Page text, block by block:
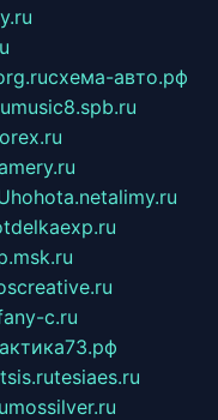
схема-авто.рф
music8.spb.ru
hohota.netalimy.ru
c.ru
tesiaes.ru
mossilver.ru